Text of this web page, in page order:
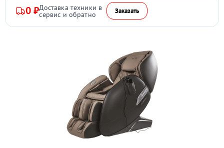
0 ₽Доставка техники в
сервис и обратно Заказать